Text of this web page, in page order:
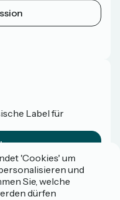
Label für
France
'Cookies' um
und
Sie, welche
dürfen